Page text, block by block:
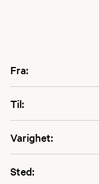
Fra:
Til:
Varighet:
Sted: